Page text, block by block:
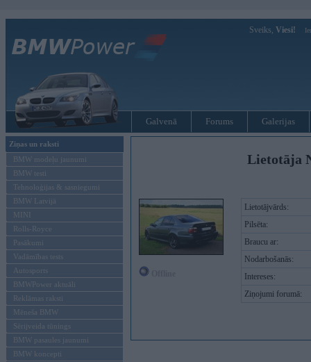
Sveiks, Viesi!
Galvenā Forums Galerijas
Ziņas un raksti
BMW modeļu jaunumi
BMW testi
Tehnoloģijas & sasniegumi
BMW Latvijā
MINI
Rolls-Royce
Pasākumi
Vadāmības tests
Autosports
BMWPower aktuāli
Reklāmas raksti
Mēneša BMW
Sērijveida tūnings
BMW pasaules jaunumi
BMW koncepti
Lietotāja
Lietotājvārds:
Pilsēta:
Braucu ar:
Nodarbošanās:
Intereses:
Ziņojumi forumā: